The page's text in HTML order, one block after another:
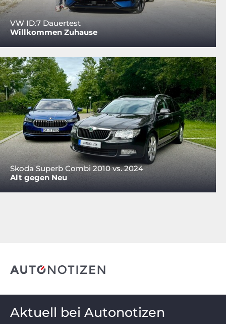
VW ID.7 Dauertest
Willkommen Zuhause
Skoda Superb Combi 2010 vs. 2024
Alt gegen Neu
Aktuell bei Autonotizen